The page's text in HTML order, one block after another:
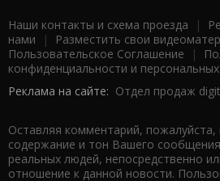
Наши контакты и схема проезда |
нами | Разместить свои
Пользовательское Соглашение |
конфиденциальности и
Реклама на сайте: Отдел продаж
Оставляя комментарий,
содержание и тон Вашего
реальных людей, непосредственно
отношение к данной новости.